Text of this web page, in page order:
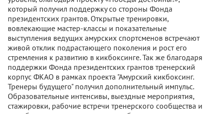
который получил поддержку со стороны Фонда
президентских грантов. Открытые тренировки,
вовлекающие мастер-классы и показательные
выступления ведущих амурских спортсменов встречают
живой отклик подрастающего поколения и рост его
стремления к развитию в кикбоксинге. Так же благодаря
поддержки Фонда президентских грантов тренерский
корпус ФКАО в рамках проекта "Амурский кикбоксинг.
Тренеры будущего" получил дополнительный импульс.
Образовательные интенсивы, выездные мероприятия,
стажировки, рабочие встречи тренерского сообщества и